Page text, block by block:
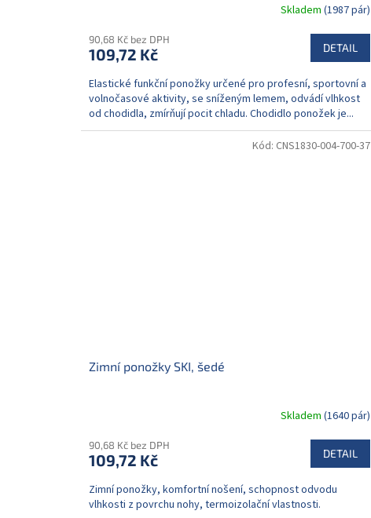
Skladem(1987 pár)
90,68 Kč bez DPH
109,72 Kč DETAIL
Elastické funkční ponožky určené pro profesní, sportovní a
volnočasové aktivity, se sníženým lemem, odvádí vlhkost
od chodidla, zmírňují pocit chladu. Chodidlo ponožek je...
Zimní ponožky SKI, šedé
Skladem(1640 pár)
90,68 Kč bez DPH
109,72 Kč DETAIL
Zimní ponožky, komfortní nošení, schopnost odvodu
vlhkosti z povrchu nohy, termoizolační vlastnosti.
Kód: CNS1830-004-700-37